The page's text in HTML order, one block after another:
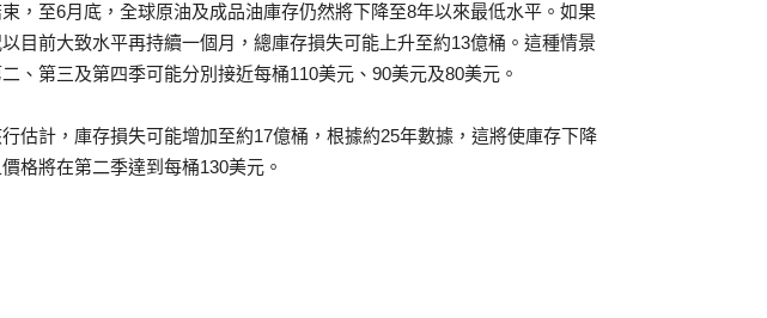
，至6月底，全球原油及成品油庫存仍然將下降至8年以來最低水平。如果
目前大致水平再持續一個月，總庫存損失可能上升至約13億桶。這種情景
、第三及第四季可能分別接近每桶110美元、90美元及80美元。
估計，庫存損失可能增加至約17億桶，根據約25年數據，這將使庫存下降
格將在第二季達到每桶130美元。